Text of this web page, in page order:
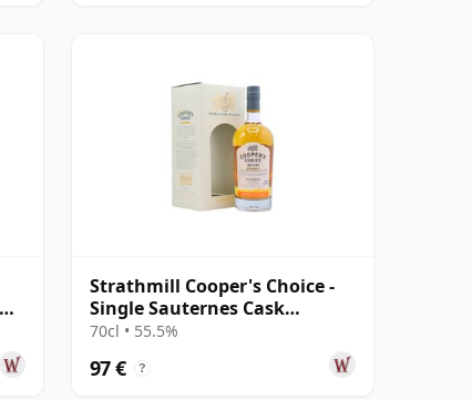
Strathmill Cooper's Choice -
Single Sauternes Cask
#8017063 2010 11 Jahre alt
70cl • 55.5%
97 € ?